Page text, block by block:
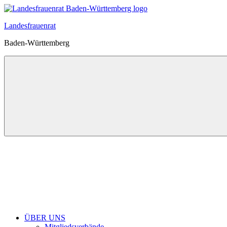
Zum
springen
Landesfrauenrat
Baden-Württemberg
ÜBER UNS